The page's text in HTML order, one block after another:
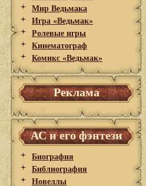
Мир Ведьмака
Игра «Ведьмак»
Ролевые игры
Кинематограф
Комикс «Ведьмак»
Реклама
АС и его фэнтези
Биография
Библиография
Новеллы